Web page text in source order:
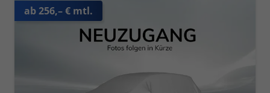
ab 256,– € mtl.